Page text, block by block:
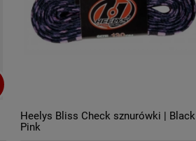
Heelys Bliss Check sznurówki | Black
Pink